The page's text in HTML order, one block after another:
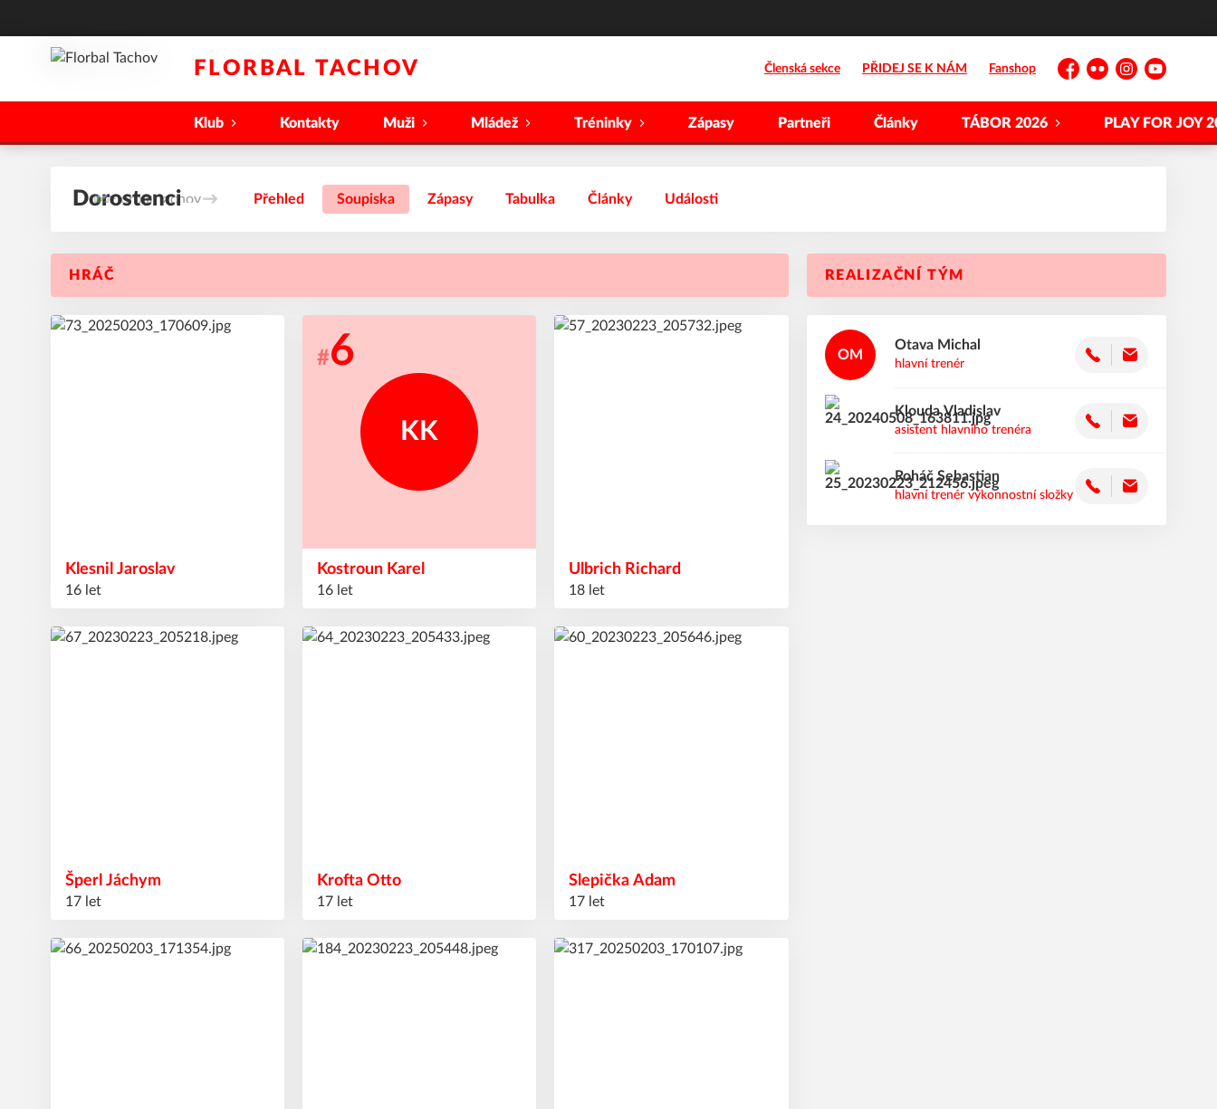
FLORBAL TACHOV Členská sekce PŘIDEJ SE K NÁM Fanshop
Facebook
FlickrInstagramYouTube
Klub Kontakty Muži Mládež Tréninky Zápasy Partneři Články TÁBOR 2026 PLAY FOR JOY
Dorostenci Přehled Soupiska Zápasy Tabulka Články Události
REALIZAČNÍ TÝM
OM
Michal
Otava
hlavní trenér
Vladislav
Klouda
asistent hlavního trenéra
Sebastian
Roháč
hlavní trenér výkonnostní složky
HRÁČ
Jaroslav
Klesnil
16 let
KK
Karel
Kostroun
16 let
#6
Richard
Ulbrich
18 let
Jáchym
Šperl
17 let
Otto
Krofta
17 let
Adam
Slepička
17 let